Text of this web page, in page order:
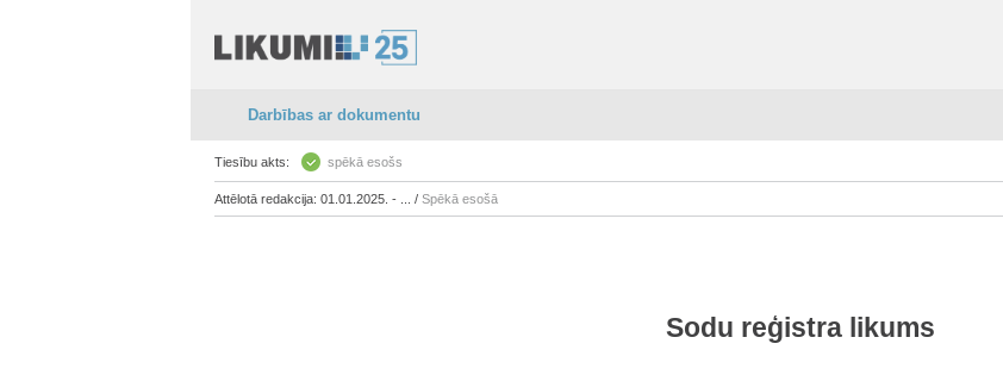
Darbības ar dokumentu
Tiesību akts: spēkā esošs
Attēlotā redakcija: 01.01.2025. - ... / Spēkā esošā
Sodu reģistra likums